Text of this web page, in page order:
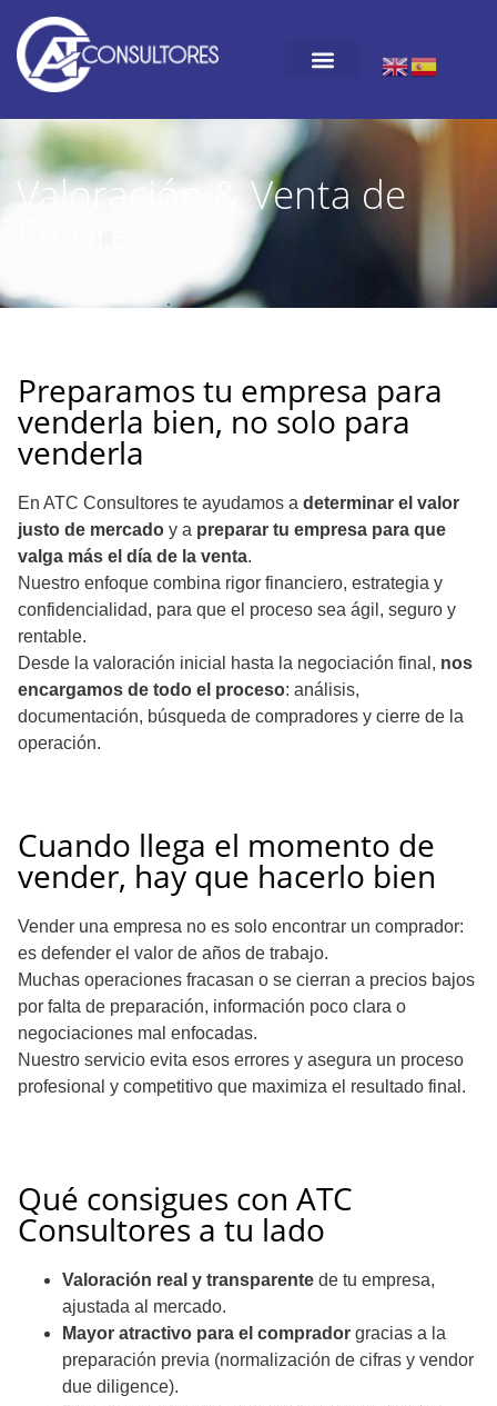
Valoración & Venta de
Preparamos tu empresa para
venderla bien, no solo para
venderla
En ATC Consultores te ayudamos a determinar el valor
justo de mercado y a preparar tu empresa para que
valga más el día de la venta.
Nuestro enfoque combina rigor financiero, estrategia y
confidencialidad, para que el proceso sea ágil, seguro y
rentable.
Desde la valoración inicial hasta la negociación final, nos
encargamos de todo el proceso: análisis,
documentación, búsqueda de compradores y cierre de la
operación.
Cuando llega el momento de
vender, hay que hacerlo bien
Vender una empresa no es solo encontrar un comprador:
es defender el valor de años de trabajo.
Muchas operaciones fracasan o se cierran a precios bajos
por falta de preparación, información poco clara o
negociaciones mal enfocadas.
Nuestro servicio evita esos errores y asegura un proceso
profesional y competitivo que maximiza el resultado final.
Qué consigues con ATC
Consultores a tu lado
Valoración real y transparente de tu empresa,
ajustada al mercado.
Mayor atractivo para el comprador gracias a la
preparación previa (normalización de cifras y vendor
due diligence).